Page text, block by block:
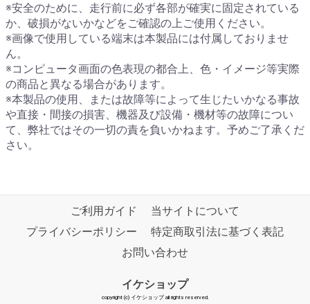
※安全のために、走行前に必ず各部が確実に固定されている
か、破損がないかなどをご確認の上ご使用ください。
※画像で使用している端末は本製品には付属しておりませ
ん。
※コンピュータ画面の色表現の都合上、色・イメージ等実際
の商品と異なる場合があります。
※本製品の使用、または故障等によって生じたいかなる事故
や直接・間接の損害、機器及び設備・機材等の故障につい
て、弊社ではその一切の責を負いかねます。予めご了承くだ
さい。
ご利用ガイド
当サイトについて
プライバシーポリシー
特定商取引法に基づく表記
お問い合わせ
イケショップ
copyright (c) イケショップ all rights reserved.